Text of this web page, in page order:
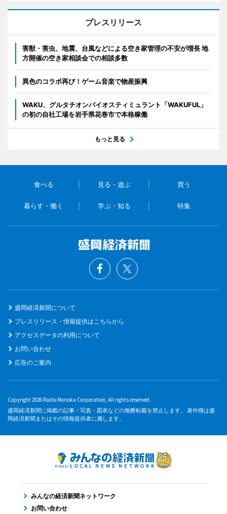
プレスリリース
害獣・害虫、地震、台風などによる空き家管理の不安が増長 地
方開催の空き家相談会での相談多数
異色のコラボ再び！ゲーム音楽で物産振興
WAKU、グルタチオンバイオスティミュラント「WAKUFUL」
の初の自社工場を岩手県花巻市で本格稼働
もっと見る
食べる 見る・遊ぶ 買う
暮らす・働く 学ぶ・知る 特集
盛岡経済新聞について
プレスリリース・情報提供はこちらから
アクセスデータの利用について
お問い合わせ
広告のご案内
Copyright 2026 Radio Morioka Corporation, All rights reserved.
盛岡経済新聞に掲載の記事・写真・図表などの無断転載を禁止します。 著作権は盛
岡経済新聞またはその情報提供者に属します。
みんなの経済新聞ネットワーク
お問い合わせ